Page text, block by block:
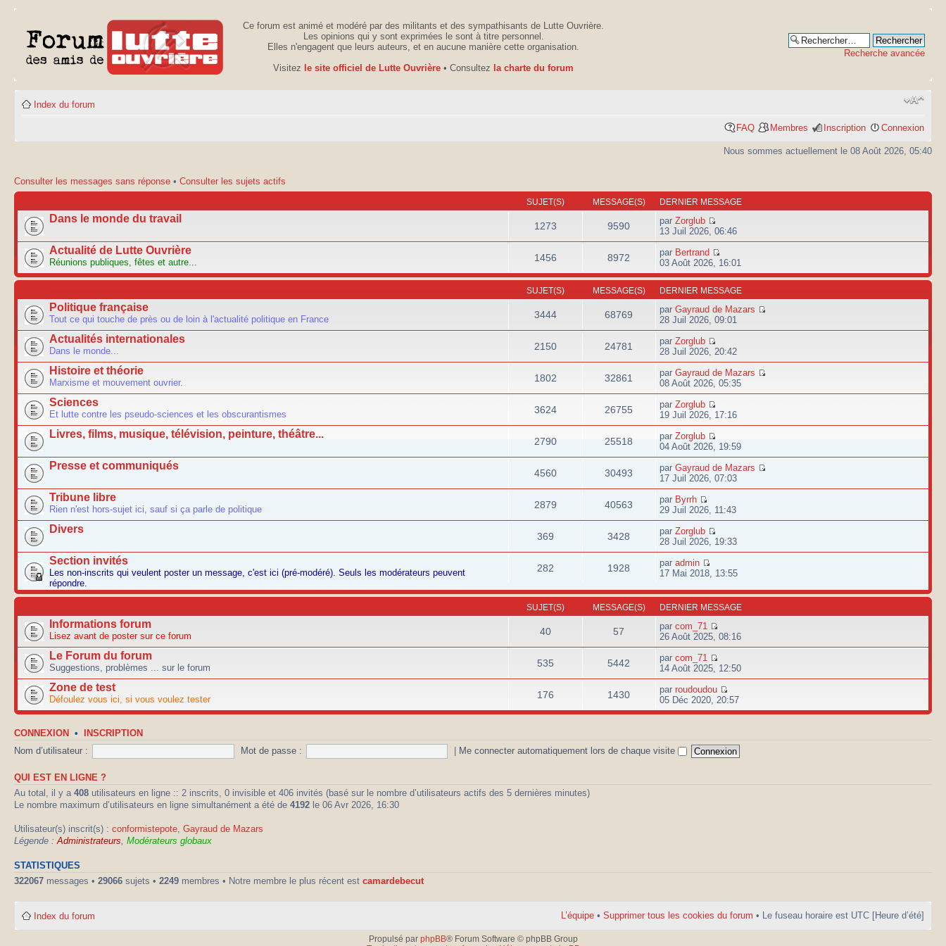
Ce forum est animé et modéré par des militants et des sympathisants de Lutte Ouvrière.
Les opinions qui y sont exprimées le sont à titre personnel.
Elles n'engagent que leurs auteurs, et en aucune manière cette organisation.
Visitez le site officiel de Lutte Ouvrière • Consultez la charte du forum
Recherche avancée
Index du forum
FAQ Membres Inscription Connexion
Nous sommes actuellement le 08 Août 2026, 05:40
Consulter les messages sans réponse • Consulter les sujets actifs
SUJET(S) MESSAGE(S) DERNIER MESSAGE
Dans le monde du travail
1273 9590 parZorglub
13 Juil 2026, 06:46
Actualité de Lutte Ouvrière
Réunions publiques, fêtes et autre... 1456 8972 par Bertrand
03 Août 2026, 16:01
SUJET(S) MESSAGE(S) DERNIER MESSAGE
Politique française
Tout ce qui touche de près ou de loin à l'actualité politique en France 3444 68769 parGayraud de Mazars
28 Juil 2026, 09:01
Actualités internationales
Dans le monde... 2150 24781 parZorglub
28 Juil 2026, 20:42
Histoire et théorie
Marxisme et mouvement ouvrier. 1802 32861 parGayraud de Mazars
08 Août 2026, 05:35
Sciences
Et lutte contre les pseudo-sciences et les obscurantismes 3624 26755 parZorglub
19 Juil 2026, 17:16
Livres, films, musique, télévision, peinture, théâtre...
2790 25518 parZorglub
04 Août 2026, 19:59
Presse et communiqués
4560 30493 parGayraud de Mazars
17 Juil 2026, 07:03
Tribune libre
Rien n'est hors-sujet ici, sauf si ça parle de politique 2879 40563 par Byrrh
29 Juil 2026, 11:43
Divers
369 3428 parZorglub
28 Juil 2026, 19:33
Section invités
Les non-inscrits qui veulent poster un message, c'est ici (pré-modéré). Seuls les modérateurs peuvent
répondre.
282 1928 paradmin
17 Mai 2018, 13:55
SUJET(S) MESSAGE(S) DERNIER MESSAGE
Informations forum
Lisez avant de poster sur ce forum 40 57 parcom_71
26 Août 2025, 08:16
Le Forum du forum
Suggestions, problèmes ... sur le forum 535 5442 parcom_71
14 Août 2025, 12:50
Zone de test
Défoulez vous ici, si vous voulez tester 176 1430 parroudoudou
05 Déc 2020, 20:57
CONNEXION • INSCRIPTION
Nom d’utilisateur : Mot de passe : Me connecter automatiquement lors de chaque visite
QUI EST EN LIGNE ?
Au total, il y a 408 utilisateurs en ligne :: 2 inscrits, 0 invisible et 406 invités (basé sur le nombre d’utilisateurs actifs des 5 dernières minutes)
Le nombre maximum d’utilisateurs en ligne simultanément a été de 4192 le 06 Avr 2026, 16:30
Utilisateur(s) inscrit(s) : conformistepote Gayraud de Mazars
Légende : Administrateurs Modérateurs globaux
STATISTIQUES
322067 messages • 29066 sujets • 2249 membres • Notre membre le plus récent est camardebecut
Index du forum L’équipe • Supprimer tous les cookies du forum • Le fuseau horaire est UTC [Heure d’été]
Propulsé par phpBB® Forum Software © phpBB Group